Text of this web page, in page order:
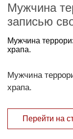
Мужчина
записью
Мужчина
храпа.
Мужчина
храпа.
Перейти на